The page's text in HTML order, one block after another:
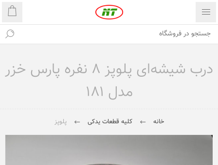
درب شیشه‌ای پلوپز ۸ نفره پارس خزر
مدل ۱۸۱
خانه کلیه قطعات یدکی پلوپز